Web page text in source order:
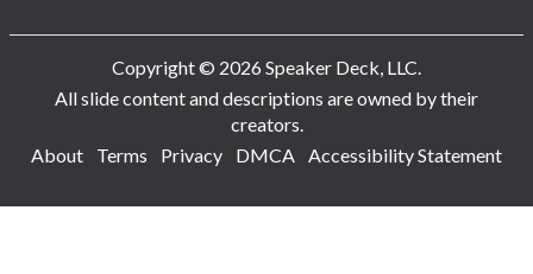
Copyright © 2026 Speaker Deck, LLC.
All slide content and descriptions are owned by their
creators.
About
Terms Privacy DMCA Accessibility Statement